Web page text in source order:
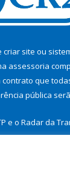
criar site ou
assessoria
contrato que
pública
e o Radar da